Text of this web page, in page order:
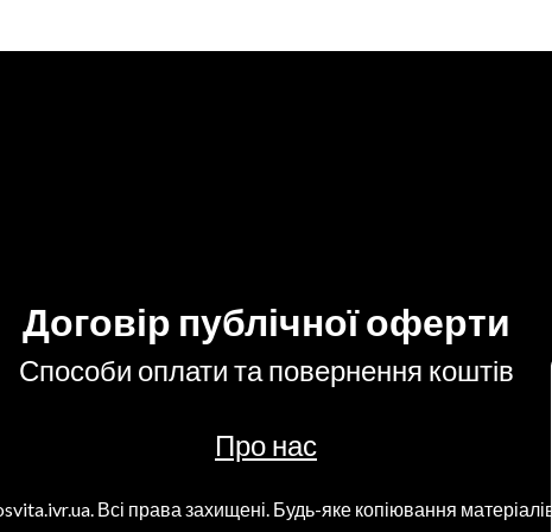
Договір публічної оферти
Способи оплати та повернення коштів
Про нас
Всі права захищені. Будь-яке копіювання матеріалів